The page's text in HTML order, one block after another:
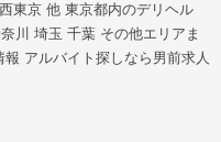
東京 他 東京都内のデリヘル
川 埼玉 千葉 その他エリアま
アルバイト探しなら男前求人